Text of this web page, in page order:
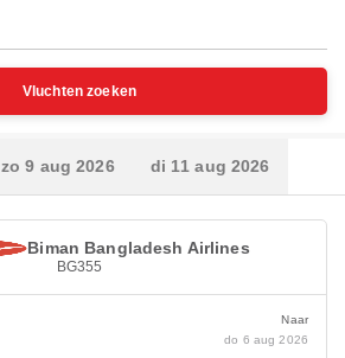
Vluchten zoeken
zo 9 aug 2026 di 11 aug 2026
Biman Bangladesh Airlines
BG355
Naar
do 6 aug 2026